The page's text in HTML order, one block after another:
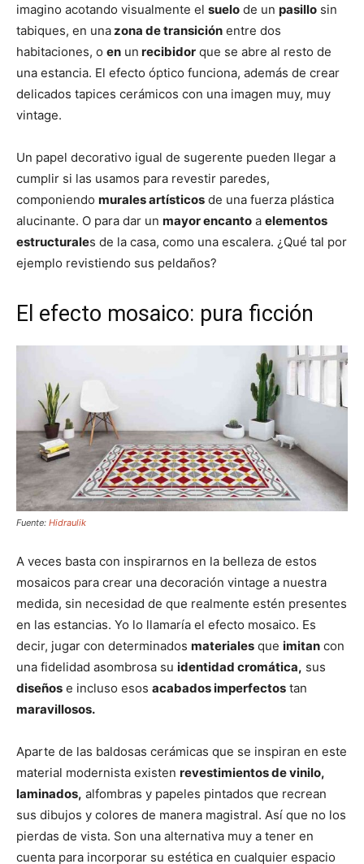
imagino acotando visualmente el suelo de un pasillo sin
tabiques, en unazona de transición entre dos
habitaciones, o en un recibidor que se abre al resto de
una estancia. El efecto óptico funciona, además de crear
delicados tapices cerámicos con una imagen muy, muy
vintage.
Un papel decorativo igual de sugerente pueden llegar a
cumplir si las usamos para revestir paredes,
componiendo murales artísticos de una fuerza plástica
alucinante. O para dar un mayor encanto a elementos
estructurales de la casa, como una escalera. ¿Qué tal por
ejemplo revistiendo sus peldaños?
El efecto mosaico: pura ficción
Fuente: Hidraulik
A veces basta con inspirarnos en la belleza de estos
mosaicos para crear una decoración vintage a nuestra
medida, sin necesidad de que realmente estén presentes
en las estancias. Yo lo llamaría el efecto mosaico. Es
decir, jugar con determinados materiales que imitan con
una fidelidad asombrosa su identidad cromática, sus
diseños e incluso esos acabados imperfectos tan
maravillosos.
Aparte de las baldosas cerámicas que se inspiran en este
material modernista existen revestimientos de vinilo,
laminados, alfombras y papeles pintados que recrean
sus dibujos y colores de manera magistral. Así que no los
pierdas de vista. Son una alternativa muy a tener en
cuenta para incorporar su estética en cualquier espacio